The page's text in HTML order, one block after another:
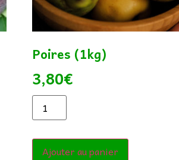
Poires (1kg)
3,80€
Ajouter au panier